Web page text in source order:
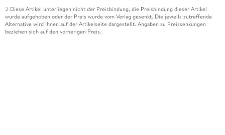
2 Diese Artikel unterliegen nicht der Preisbindung, die Preisbindung dieser Artikel
wurde aufgehoben oder der Preis wurde vom Verlag gesenkt. Die jeweils zutreffende
Alternative wird Ihnen auf der Artikelseite dargestellt. Angaben zu Preissenkungen
beziehen sich auf den vorherigen Preis.